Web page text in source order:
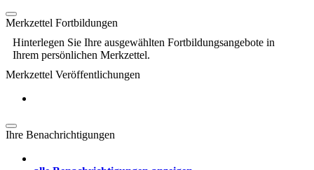
Merkzettel Fortbildungen
Hinterlegen Sie Ihre ausgewählten Fortbildungsangebote in
Ihrem persönlichen Merkzettel.
Merkzettel Veröffentlichungen
Ihre Benachrichtigungen